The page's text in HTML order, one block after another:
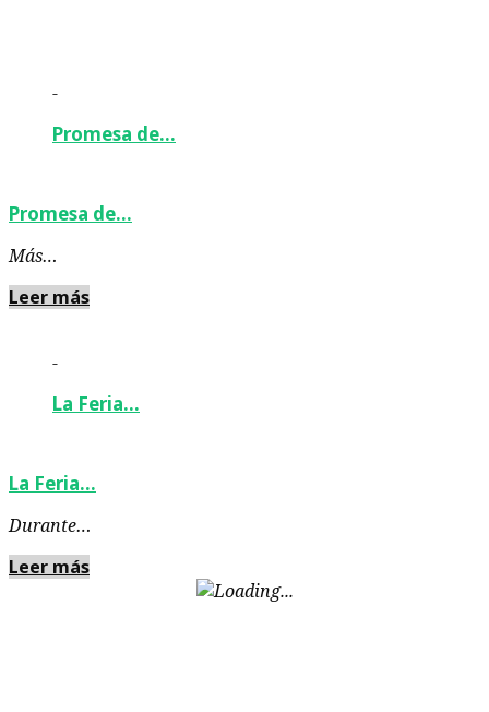
-
Promesa de…
Promesa de…
Más…
Leer más
-
La Feria…
La Feria…
Durante…
Leer más